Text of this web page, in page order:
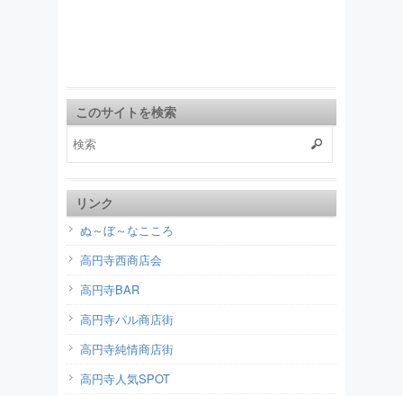
このサイトを検索
リンク
ぬ～ぼ～なこころ
高円寺西商店会
高円寺BAR
高円寺パル商店街
高円寺純情商店街
高円寺人気SPOT